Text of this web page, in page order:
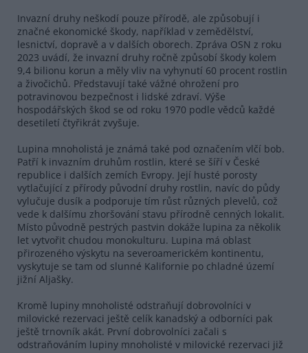
Invazní druhy neškodí pouze přírodě, ale způsobují i
značné ekonomické škody, například v zemědělství,
lesnictví, dopravě a v dalších oborech. Zpráva OSN z roku
2023 uvádí, že invazní druhy ročně způsobí škody kolem
9,4 bilionu korun a měly vliv na vyhynutí 60 procent rostlin
a živočichů. Představují také vážné ohrožení pro
potravinovou bezpečnost i lidské zdraví. Výše
hospodářských škod se od roku 1970 podle vědců každé
desetiletí čtyřikrát zvyšuje.
Lupina mnoholistá je známá také pod označením vlčí bob.
Patří k invazním druhům rostlin, které se šíří v České
republice i dalších zemích Evropy. Její husté porosty
vytlačující z přírody původní druhy rostlin, navíc do půdy
vylučuje dusík a podporuje tím růst různých plevelů, což
vede k dalšímu zhoršování stavu přírodně cenných lokalit.
Místo původně pestrých pastvin dokáže lupina za několik
let vytvořit chudou monokulturu. Lupina má oblast
přirozeného výskytu na severoamerickém kontinentu,
vyskytuje se tam od slunné Kalifornie po chladné území
jižní Aljašky.
Kromě lupiny mnoholisté odstraňují dobrovolníci v
milovické rezervaci ještě celík kanadský a odborníci pak
ještě trnovník akát. První dobrovolníci začali s
odstraňováním lupiny mnoholisté v milovické rezervaci již